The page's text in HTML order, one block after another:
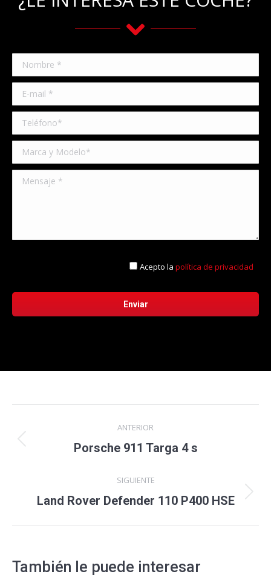
Acepto lapolítica de privacidad
entre
ANTERIOR
Proyecto
Porsche 911 Targa 4 s
SIGUIENTE
Proyecto
Land Rover Defender 110 P400 HSE
También le puede interesar